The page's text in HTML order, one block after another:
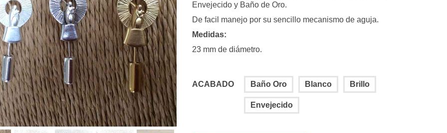
Envejecido y Baño de Oro.
De facil manejo por su sencillo mecanismo de aguja.
Medidas:
23 mm de diámetro.
ACABADO Baño Oro Blanco Brillo
Envejecido